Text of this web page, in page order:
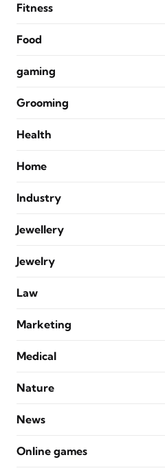
Fitness
Food
gaming
Grooming
Health
Home
Industry
Jewellery
Jewelry
Law
Marketing
Medical
Nature
News
Online games